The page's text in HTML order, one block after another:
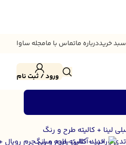
سبد خریددرباره ماتماس با مامجله ساوا
ورود / ثبت نام